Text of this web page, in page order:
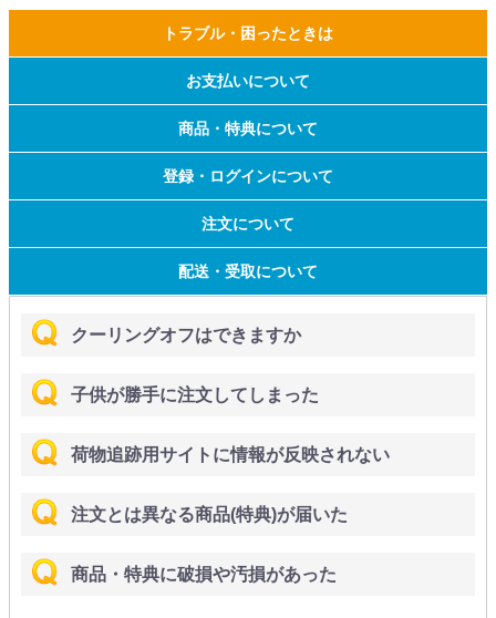
トラブル・困ったときは
お支払いについて
商品・特典について
登録・ログインについて
注文について
配送・受取について
クーリングオフはできますか
子供が勝手に注文してしまった
荷物追跡用サイトに情報が反映されない
注文とは異なる商品(特典)が届いた
商品・特典に破損や汚損があった